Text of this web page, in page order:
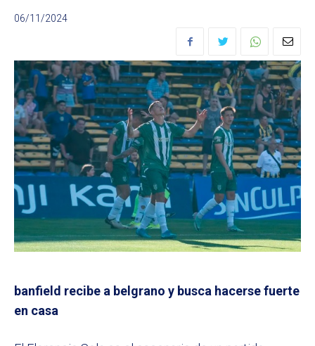
06/11/2024
banfield recibe a belgrano y busca hacerse fuerte
en casa